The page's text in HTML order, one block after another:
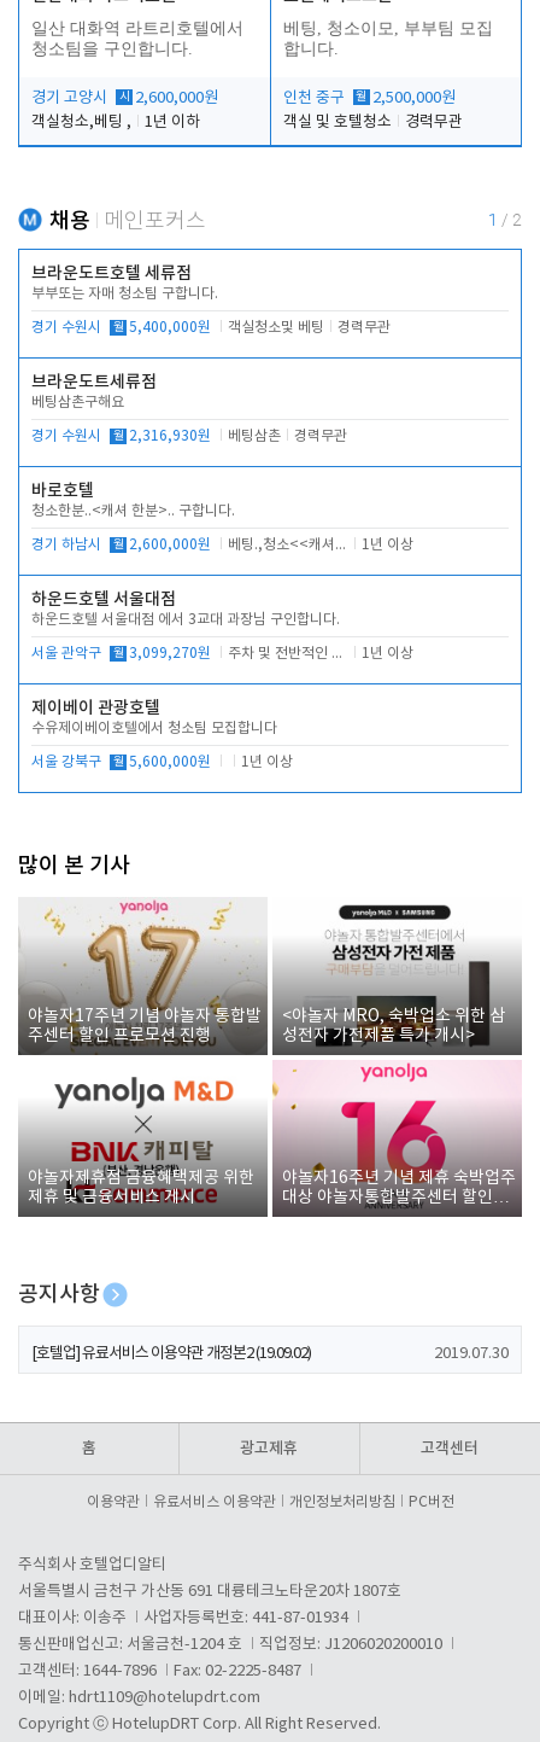
일산 대화역 라트리호텔에서
청소팀을 구인합니다.
경기 고양시 시
2,600,000원
객실청소,베팅 ,
1년 이하
베팅, 청소이모, 부부팀 모집
합니다.
인천 중구 월 2,500,000원
객실 및 호텔청소
경력무관
채용 메인포커스 1 / 2
브라운도트호텔 세류점
부부또는 자매 청소팀 구합니다.
경기 수원시 월 5,400,000원 객실청소및 베팅 경력무관
브라운도트세류점
베팅삼촌구해요
경기 수원시 월 2,316,930원 베팅삼촌 경력무관
바로호텔
청소한분..<캐셔 한분>.. 구합니다.
경기 하남시 월 2,600,000원 베팅.,청소<<캐셔 모셔봅니다. 1년 이상
하운드호텔 서울대점
하운드호텔 서울대점 에서 3교대 과장님 구인합니다.
서울 관악구 월 3,099,270원 주차 및 전반적인 당번업무 1년 이상
제이베이 관광호텔
수유제이베이호텔에서 청소팀 모집합니다
서울 강북구 월 5,600,000원 1년 이상
많이 본 기사
야놀자17주년 기념 야놀자 통합발
주센터 할인 프로모션 진행
<야놀자 MRO, 숙박업소 위한 삼
성전자 가전제품 특가 개시>
야놀자제휴점 금융혜택제공 위한
제휴 및 금융서비스 게시
야놀자16주년 기념 제휴 숙박업주
대상 야놀자통합발주센터 할인쿠
폰 증정
공지사항
[호텔업] 개인정보 처리방침 개정본1 (19.09.02)
[호텔업] 유료서비스 이용약관 개정본2 (19.09.02) 2019.07.30
홈 광고제휴 고객센터
이용약관 유료서비스 이용약관 개인정보처리방침 PC버전
주식회사 호텔업디알티
서울특별시 금천구 가산동 691 대륭테크노타운20차 1807호
대표이사: 이송주
사업자등록번호: 441-87-01934
통신판매업신고: 서울금천-1204 호
직업정보: J1206020200010
고객센터: 1644-7896
Fax: 02-2225-8487
이메일: hdrt1109@hotelupdrt.com
Copyright ⓒ HotelupDRT Corp. All Right Reserved.